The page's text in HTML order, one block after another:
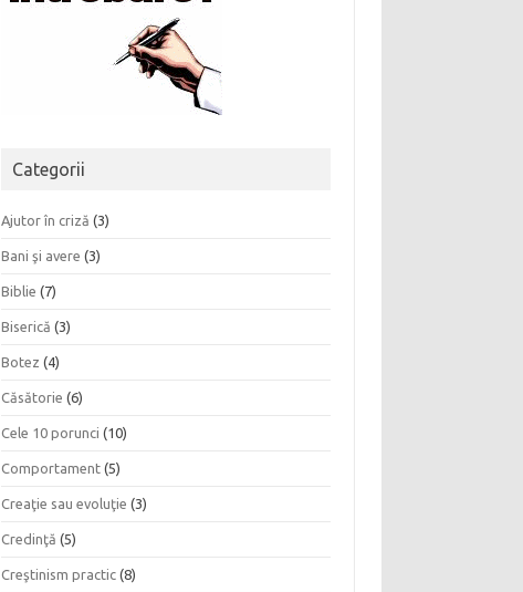
Categorii
Ajutor în criză (3)
Bani şi avere (3)
Biblie (7)
Biserică (3)
Botez (4)
Căsătorie (6)
Cele 10 porunci (10)
Comportament (5)
Creaţie sau evoluţie (3)
Credinţă (5)
Creştinism practic (8)